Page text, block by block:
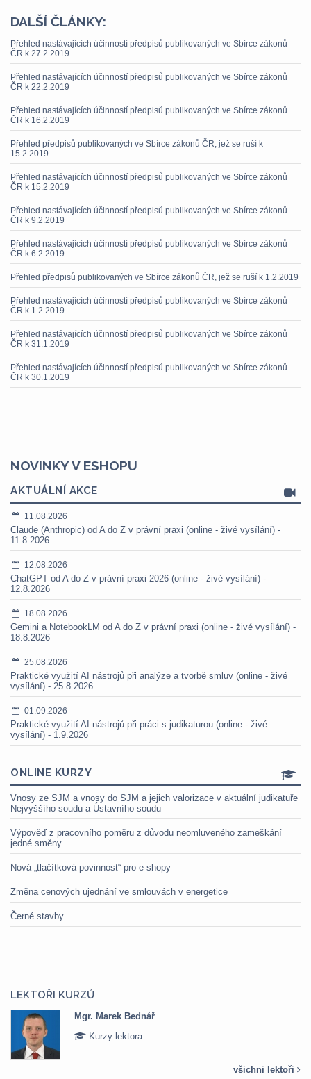
DALŠÍ ČLÁNKY:
Přehled nastávajících účinností předpisů publikovaných ve Sbírce zákonů
ČR k 27.2.2019
Přehled nastávajících účinností předpisů publikovaných ve Sbírce zákonů
ČR k 22.2.2019
Přehled nastávajících účinností předpisů publikovaných ve Sbírce zákonů
ČR k 16.2.2019
Přehled předpisů publikovaných ve Sbírce zákonů ČR, jež se ruší k
15.2.2019
Přehled nastávajících účinností předpisů publikovaných ve Sbírce zákonů
ČR k 15.2.2019
Přehled nastávajících účinností předpisů publikovaných ve Sbírce zákonů
ČR k 9.2.2019
Přehled nastávajících účinností předpisů publikovaných ve Sbírce zákonů
ČR k 6.2.2019
Přehled předpisů publikovaných ve Sbírce zákonů ČR, jež se ruší k 1.2.2019
Přehled nastávajících účinností předpisů publikovaných ve Sbírce zákonů
ČR k 1.2.2019
Přehled nastávajících účinností předpisů publikovaných ve Sbírce zákonů
ČR k 31.1.2019
Přehled nastávajících účinností předpisů publikovaných ve Sbírce zákonů
ČR k 30.1.2019
NOVINKY V ESHOPU
AKTUÁLNÍ AKCE
11.08.2026
Claude (Anthropic) od A do Z v právní praxi (online - živé vysílání) -
11.8.2026
12.08.2026
ChatGPT od A do Z v právní praxi 2026 (online - živé vysílání) -
12.8.2026
18.08.2026
Gemini a NotebookLM od A do Z v právní praxi (online - živé vysílání) -
18.8.2026
25.08.2026
Praktické využití AI nástrojů při analýze a tvorbě smluv (online - živé
vysílání) - 25.8.2026
01.09.2026
Praktické využití AI nástrojů při práci s judikaturou (online - živé
vysílání) - 1.9.2026
ONLINE KURZY
Vnosy ze SJM a vnosy do SJM a jejich valorizace v aktuální judikatuře
Nejvyššího soudu a Ústavního soudu
Výpověď z pracovního poměru z důvodu neomluveného zameškání
jedné směny
Nová „tlačítková povinnost“ pro e-shopy
Změna cenových ujednání ve smlouvách v energetice
Černé stavby
LEKTOŘI KURZŮ
Mgr. Marek Bednář
Kurzy lektora
všichni lektoři